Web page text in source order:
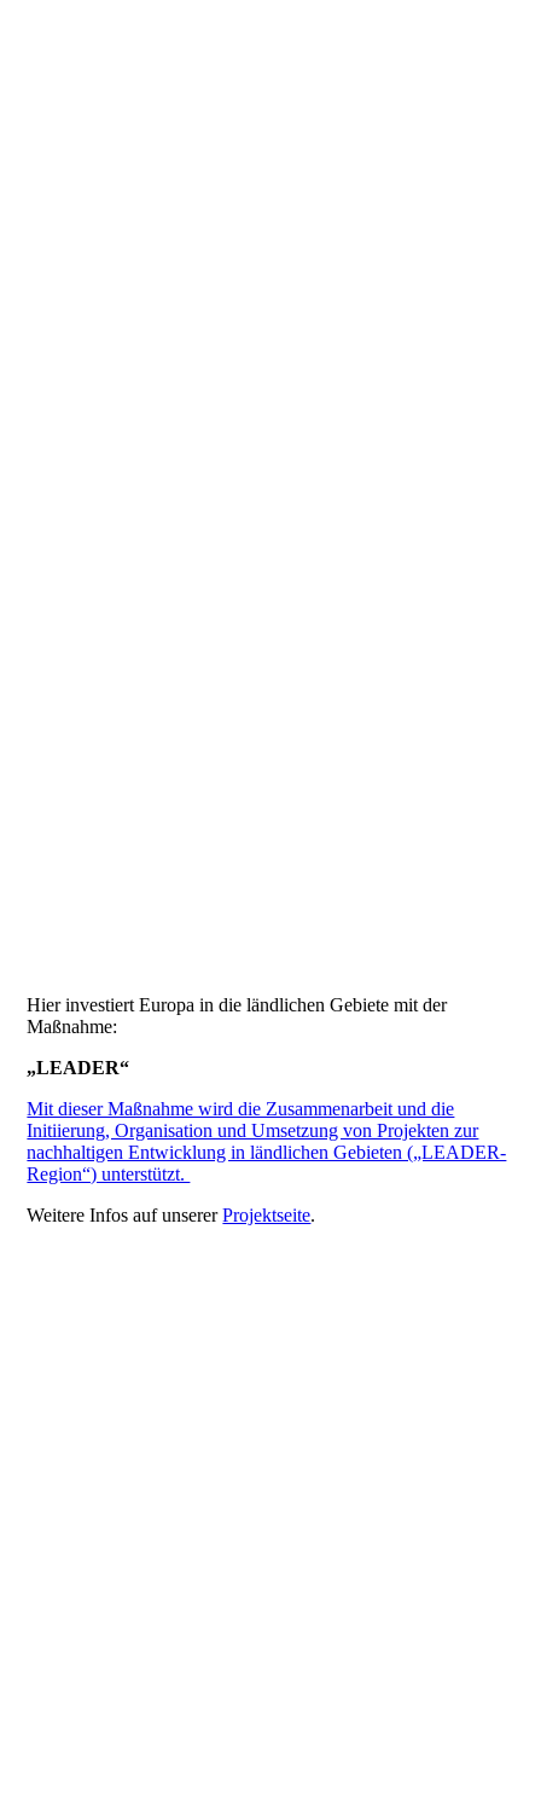
Hier investiert Europa in die ländlichen Gebiete mit der
Maßnahme:
„LEADER“
Mit dieser Maßnahme wird die Zusammenarbeit und die
Initiierung, Organisation und Umsetzung von Projekten zur
nachhaltigen Entwicklung in ländlichen Gebieten („LEADER-
Region“) unterstützt.
Weitere Infos auf unsererProjektseite.